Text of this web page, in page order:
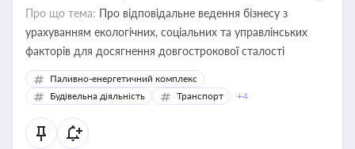
Про що тема: Про відповідальне ведення бізнесу з
урахуванням екологічних, соціальних та управлінських
факторів для досягнення довгострокової сталості
Паливно-енергетичний комплекс
Будівельна діяльність
Транспорт +4